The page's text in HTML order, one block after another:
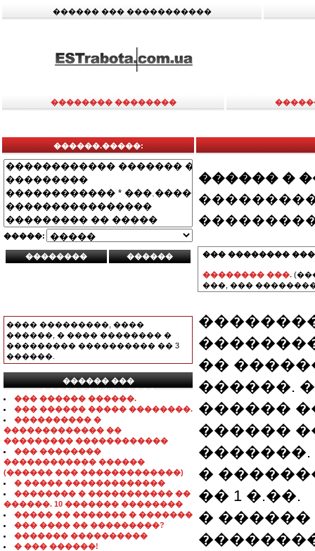
������ ��� �����������
�������� ��������
������.�����:
�����:
���� ���������, ����
������, � ���� �������� �
��������� ���������� �� 3
������.
������ ���
���������������
��� ������ ������.
��� ������ ����� ��������.
���������� �
������������� ��
��������� ������������
��� ��������
������������ ������
(������ ��� �������������)
� ����� �������������
�������� � ����������� ��
������. 10 ������� ��������
����� �� ������� � �������
��� ���� �� ���������?
������� ����������
� ��� ������!
������ �
��� ��������
�������� ���.
���, ���
��
������.
������
������
�������.
�
�� 1 �.��.
�